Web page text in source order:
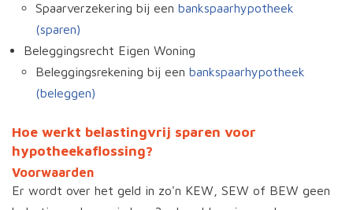
Spaarverzekering bij een bankspaarhypotheek
(sparen)
Beleggingsrecht Eigen Woning
Beleggingsrekening bij een bankspaarhypotheek
(beleggen)
Hoe werkt belastingvrij sparen voor
hypotheekaflossing?
Voorwaarden
Er wordt over het geld in zo'n KEW, SEW of BEW geen